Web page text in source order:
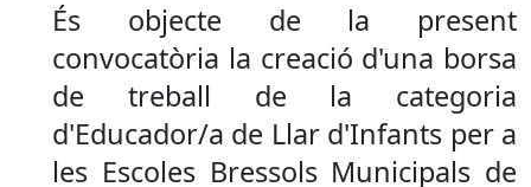
És objecte de la present
convocatòria la creació d'una borsa
de treball de la categoria
d'Educador/a de Llar d'Infants per a
les Escoles Bressols Municipals de